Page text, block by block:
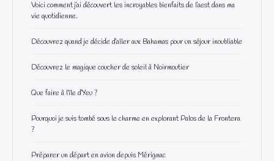
Voici comment j’ai découvert les incroyables bienfaits de l’aest dans ma
vie quotidienne.
Découvrez quand je décide d’aller aux Bahamas pour un séjour inoubliable
Découvrez le magique coucher de soleil à Noirmoutier
Que faire à l’île d’Yeu ?
Pourquoi je suis tombé sous le charme en explorant Palos de la Frontera
?
Préparer un départ en avion depuis Mérignac